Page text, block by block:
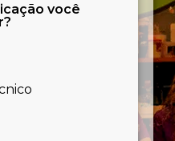
você